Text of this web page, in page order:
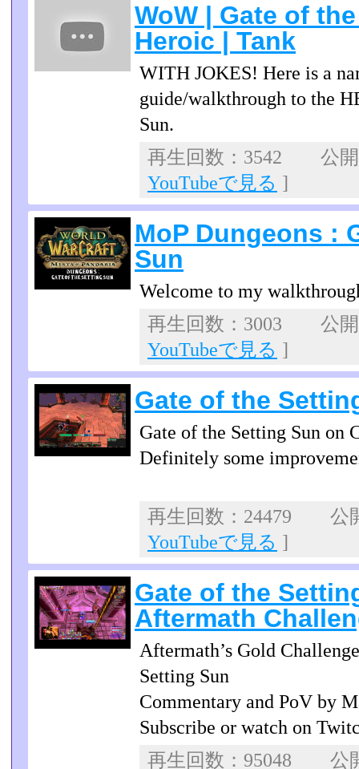
WoW | Gate of
Heroic | Tank
WITH JOKES! Here is a
guide/walkthrough to the
Sun.
再生回数：3542 公
YouTubeで見る ]
MoP Dungeons :
Sun
Welcome to my
再生回数：3003 公
YouTubeで見る ]
Gate of the
Gate of the Setting Sun on
Definitely some
再生回数：24479 公
YouTubeで見る ]
Gate of the
Aftermath
Aftermath’s Gold
Setting Sun
Commentary and PoV by
Subscribe or watch on
再生回数：95048 公